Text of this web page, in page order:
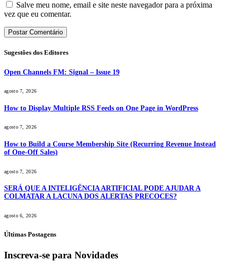
Salve meu nome, email e site neste navegador para a próxima
vez que eu comentar.
Sugestões dos Editores
Open Channels FM: Signal – Issue 19
agosto 7, 2026
How to Display Multiple RSS Feeds on One Page in WordPress
agosto 7, 2026
How to Build a Course Membership Site (Recurring Revenue Instead
of One-Off Sales)
agosto 7, 2026
SERÁ QUE A INTELIGÊNCIA ARTIFICIAL PODE AJUDAR A
COLMATAR A LACUNA DOS ALERTAS PRECOCES?
agosto 6, 2026
Últimas Postagens
Inscreva-se para Novidades